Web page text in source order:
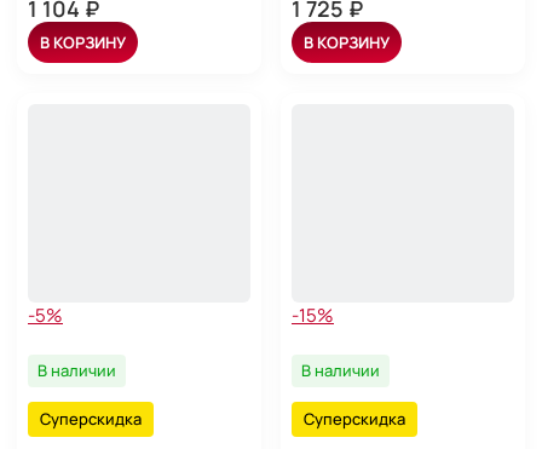
1 104 ₽
В КОРЗИНУ
1 725 ₽
В КОРЗИНУ
-5%
В наличии
Суперскидка
-15%
В наличии
Суперскидка